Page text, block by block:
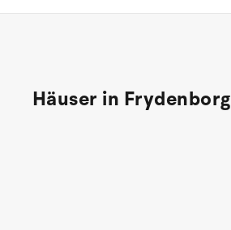
Häuser in Frydenborg